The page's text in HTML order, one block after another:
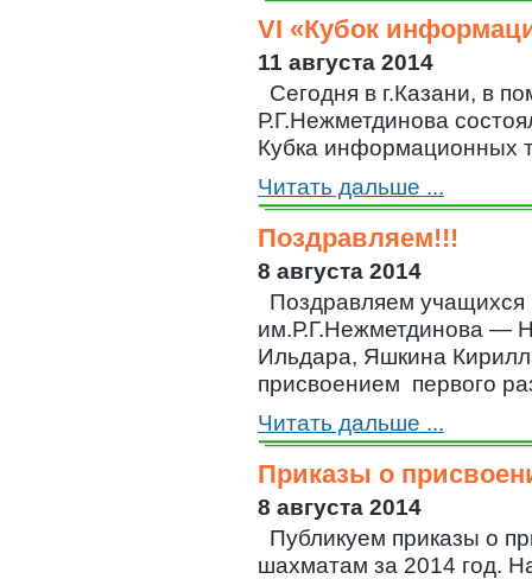
VI «Кубок
11 августа 2014
Сегодня в г.Казани,
Р.Г.Нежметдинова
Кубка информационных
Читать дальше ...
Поздравляем!!!
8 августа 2014
Поздравляем
им.Р.Г.Нежметдинова —
Ильдара, Яшкина
присвоением первого
Читать дальше ...
Приказы о
8 августа 2014
Публикуем приказы о
шахматам за 2014 год.